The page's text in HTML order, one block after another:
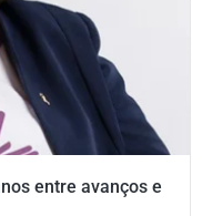
entre avanços e